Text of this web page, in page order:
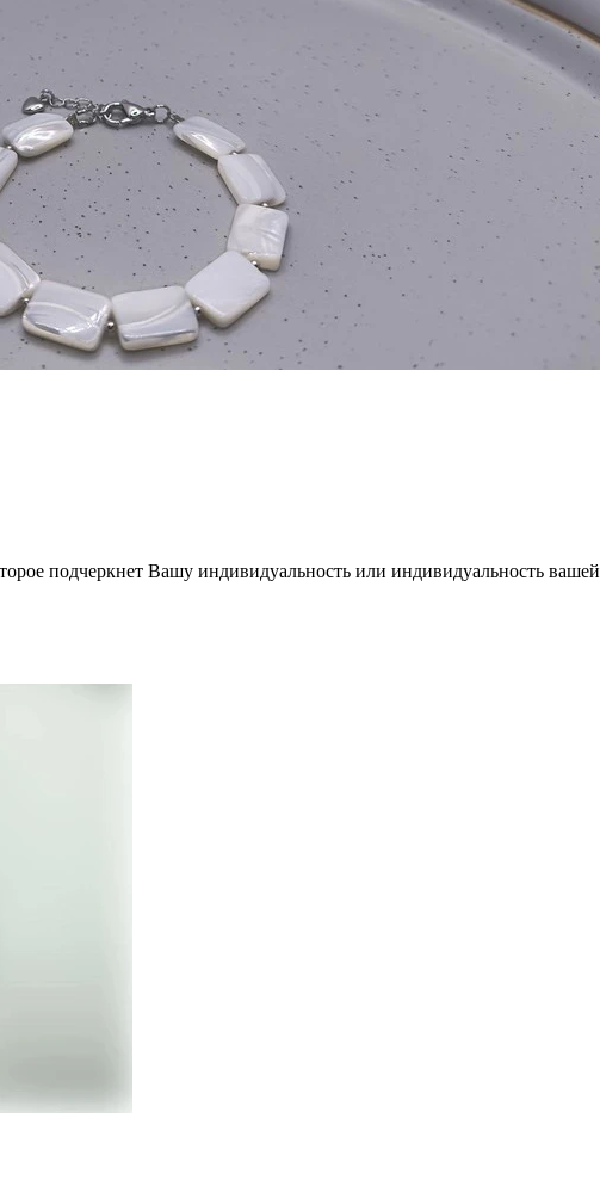
подчеркнет Вашу индивидуальность или индивидуальность